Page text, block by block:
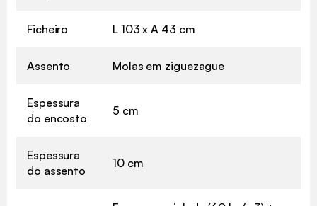
Ficheiro L 103 x A 43 cm
Assento Molas em ziguezague
Espessura
do encosto
5 cm
Espessura
do assento
10 cm